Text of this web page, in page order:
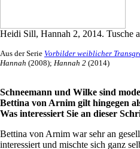
Heidi Sill, Hannah 2, 2014. Tusche
Aus der Serie Vorbilder weiblicher
Hannah (2008); Hannah 2 (2014)
Schneemann und Wilke sind
Bettina von Arnim gilt hingegen
Was interessiert Sie an dieser
Bettina von Arnim war sehr an
interessiert und mischte sich ganz